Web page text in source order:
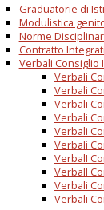
Graduatorie di
Modulistica
Norme
Contratto
Verbali Consiglio
Verbali
Verbali
Verbali
Verbali
Verbali
Verbali
VerbalI
VerbalI
Verbali
Verbali